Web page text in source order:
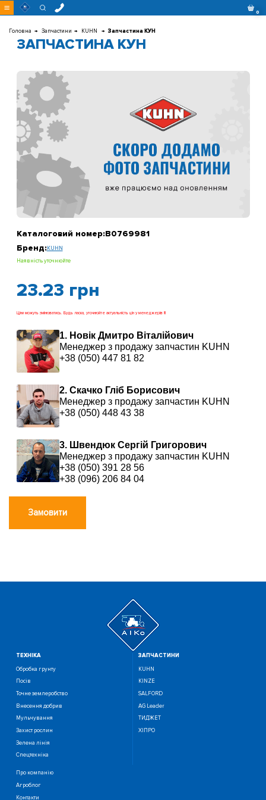
Перейти
до 0
Головна Запчастини KUHN Запчастина КУН
ЗАПЧАСТИНА КУН
Каталоговий номер:B0769981
Бренд:KUHN
Наявність уточнюйте
23.23 грн
Ціни можуть змінюватись. Будь ласка, уточнюйте актуальність цін у менеджерів !!!
1. Новік Дмитро Віталійович
Менеджер з продажу запчастин KUHN
+38 (050) 447 81 82
2. Скачко Гліб Борисович
Менеджер з продажу запчастин KUHN
+38 (050) 448 43 38
3. Швендюк Сергій Григорович
Менеджер з продажу запчастин KUHN
+38 (050) 391 28 56
+38 (096) 206 84 04
Замовити
ТЕХНIКА
Обробка грунту
Посiв
Точне землеробство
Внесення добрив
Мульчування
Захист рослин
Зелена лінія
Спецтехніка
ЗАПЧАСТИНИ
KUHN
KINZE
SALFORD
AG Leader
ТИДЖЕТ
ХІПРО
Про компанію
Агроблог
Контакти